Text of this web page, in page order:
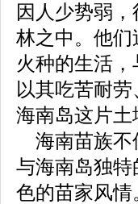
因人少势弱
林之中。他们
火种的生活
以其吃苦耐
海南岛这片
海南苗族不
与海南岛独
色的苗家风情